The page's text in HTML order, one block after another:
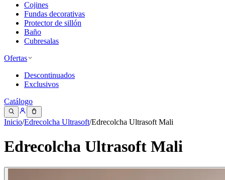
Cojines
Fundas decorativas
Protector de sillón
Baño
Cubresalas
Ofertas
Descontinuados
Exclusivos
Catálogo
Inicio/Edrecolcha Ultrasoft/Edrecolcha Ultrasoft Mali
Edrecolcha Ultrasoft Mali